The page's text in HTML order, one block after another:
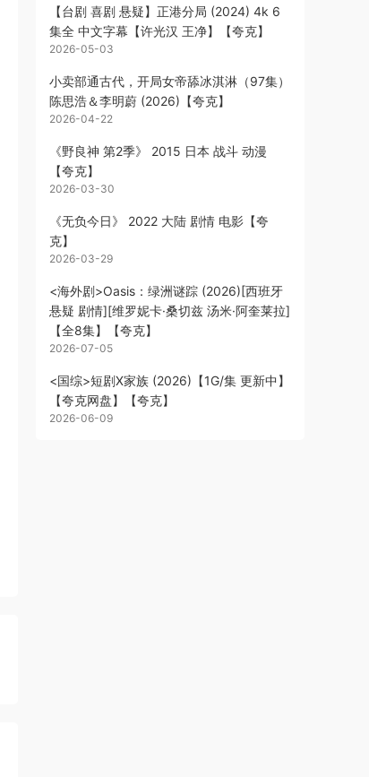
【台剧 喜剧 悬疑】正港分局 (2024) 4k 6
集全 中文字幕【许光汉 王净】【夸克】
2026-05-03
小卖部通古代，开局女帝舔冰淇淋（97集）
陈思浩＆李明蔚 (2026)【夸克】
2026-04-22
《野良神 第2季》 2015 日本 战斗 动漫
【夸克】
2026-03-30
《无负今日》 2022 大陆 剧情 电影【夸
克】
2026-03-29
<海外剧>Oasis：绿洲谜踪 (2026)[西班牙
悬疑 剧情][维罗妮卡·桑切兹 汤米·阿奎莱拉]
【全8集】【夸克】
2026-07-05
<国综>短剧X家族 (2026)【1G/集 更新中】
【夸克网盘】【夸克】
2026-06-09